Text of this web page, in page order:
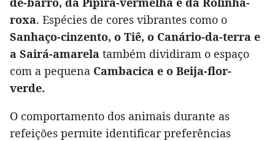
roxa. Espécies de cores vibrantes como o
Sanhaço-cinzento, o Tiê, o Canário-da-terra e
a Sairá-amarela também dividiram o espaço
com a pequena Cambacica e o Beija-flor-
verde.
O comportamento dos animais durante as
refeições permite identificar preferências